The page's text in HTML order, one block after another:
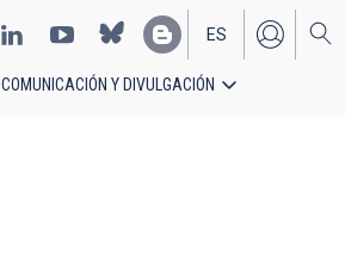
EN
ES
COMUNICACIÓN Y DIVULGACIÓN